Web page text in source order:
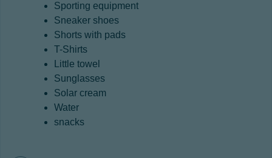
Sporting equipment
Sneaker shoes
Shorts with pads
T-Shirts
Little towel
Sunglasses
Solar cream
Water
snacks